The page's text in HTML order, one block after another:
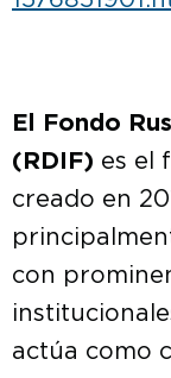
El Fondo
(RDIF) es el
creado en
con
actúa como